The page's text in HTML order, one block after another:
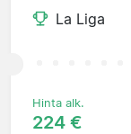
La Liga
Hinta alk.
224 €